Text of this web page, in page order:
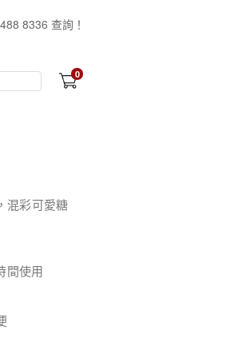
8336 查詢！
0
混彩可愛糖
間使用